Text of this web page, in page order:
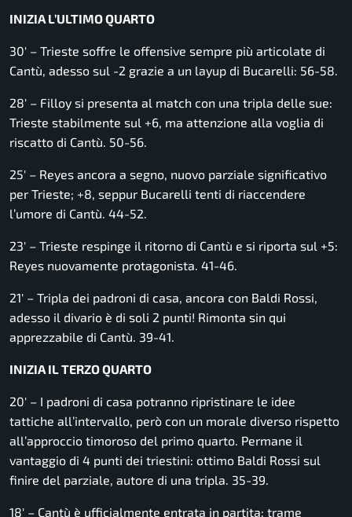
INIZIA L’ULTIMO QUARTO
30′ – Trieste soffre le offensive sempre più articolate di
Cantù, adesso sul -2 grazie a un layup di Bucarelli: 56-58.
28′ – Filloy si presenta al match con una tripla delle sue:
Trieste stabilmente sul +6, ma attenzione alla voglia di
riscatto di Cantù. 50-56.
25′ – Reyes ancora a segno, nuovo parziale significativo
per Trieste; +8, seppur Bucarelli tenti di riaccendere
l’umore di Cantù. 44-52.
23′ – Trieste respinge il ritorno di Cantù e si riporta sul +5:
Reyes nuovamente protagonista. 41-46.
21′ – Tripla dei padroni di casa, ancora con Baldi Rossi,
adesso il divario è di soli 2 punti! Rimonta sin qui
apprezzabile di Cantù. 39-41.
INIZIA IL TERZO QUARTO
20′ – I padroni di casa potranno ripristinare le idee
tattiche all’intervallo, però con un morale diverso rispetto
all’approccio timoroso del primo quarto. Permane il
vantaggio di 4 punti dei triestini: ottimo Baldi Rossi sul
finire del parziale, autore di una tripla. 35-39.
18′ – Cantù è ufficialmente entrata in partita: trame